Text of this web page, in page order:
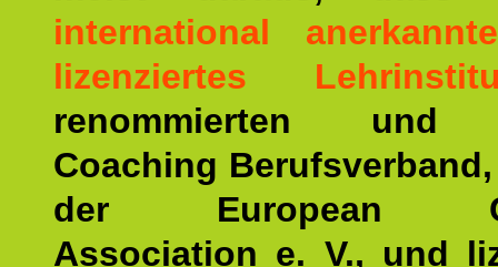
international
lizenziertes
renommierten und
Coaching
der European
Association e. V., und